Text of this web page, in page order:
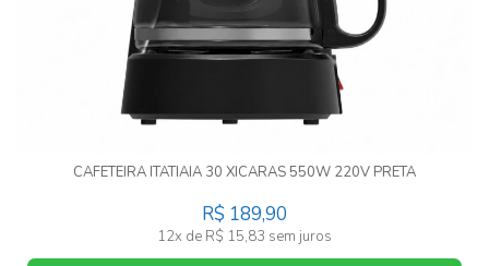
CAFETEIRA ITATIAIA 30 XICARAS 550W 220V PRETA
R$ 189,90
12x de R$ 15,83 sem juros